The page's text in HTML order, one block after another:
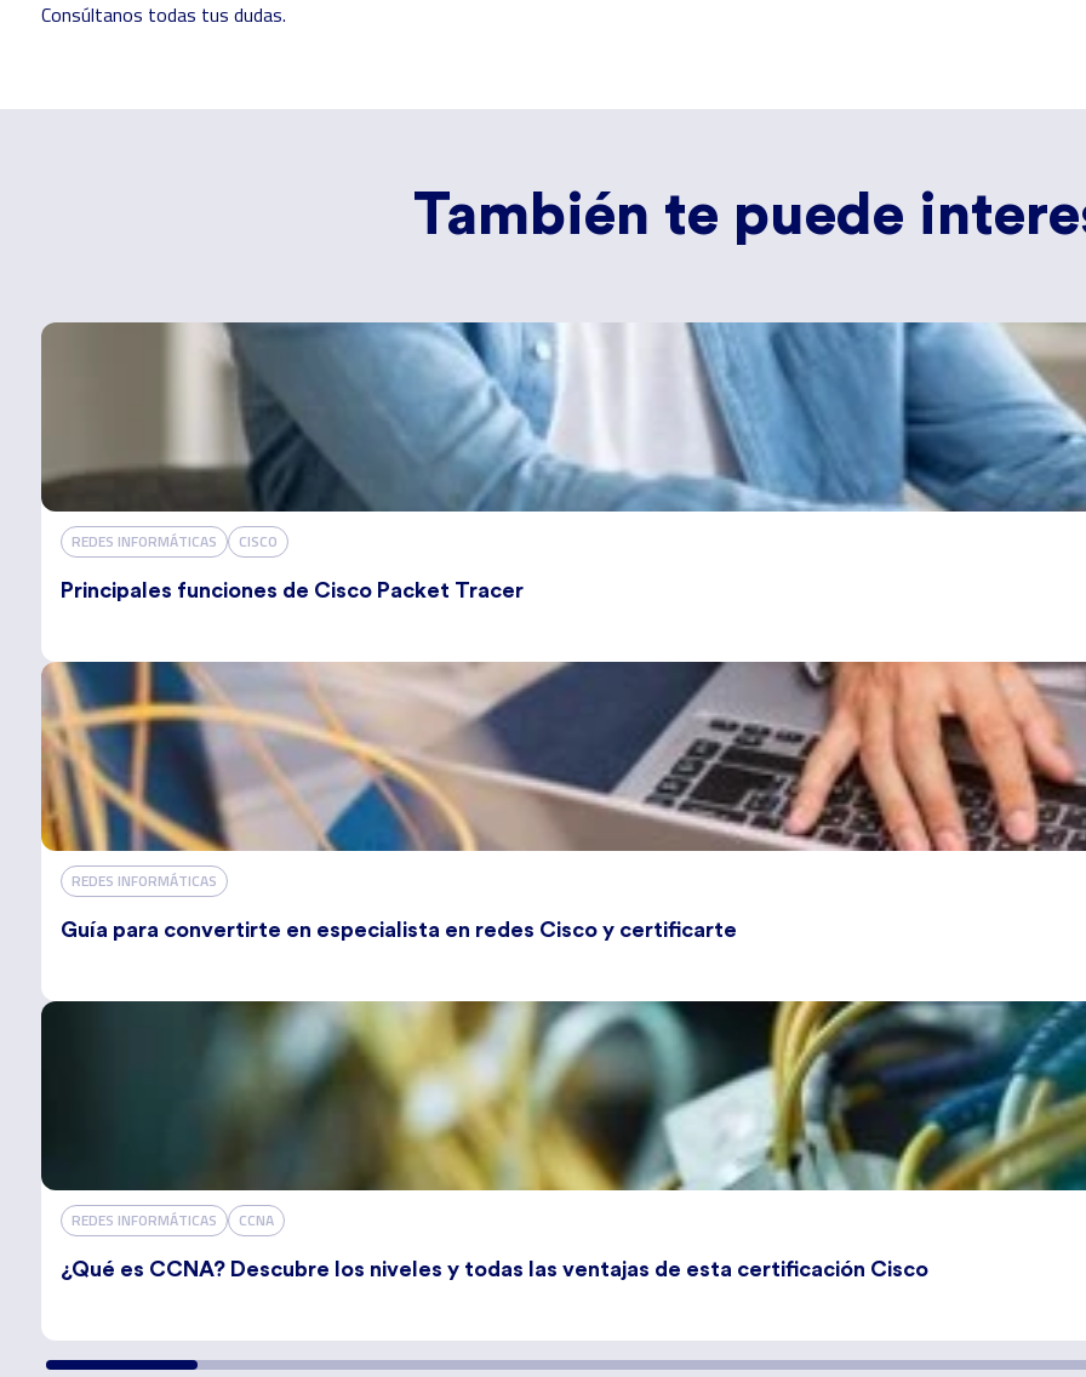
Consúltanos todas tus dudas.
También te puede
REDES INFORMÁTICAS CISCO
Principales funciones de Cisco Packet Tracer
REDES INFORMÁTICAS
Guía para convertirte en especialista en redes Cisco y certificarte
REDES INFORMÁTICAS CCNA
¿Qué es CCNA? Descubre los niveles y todas las ventajas de esta certificación Cisco